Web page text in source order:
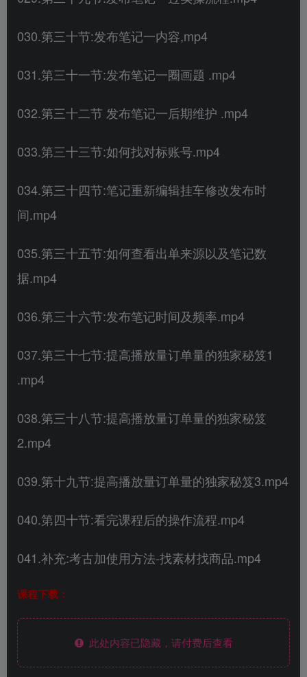
030.第三十节:发布笔记一内容,mp4
031.第三十一节:发布笔记一圈画题 .mp4
032.第三十二节 发布笔记一后期维护 .mp4
033.第三十三节:如何找对标账号.mp4
034.第三十四节:笔记重新编辑挂车修改发布时
间.mp4
035.第三十五节:如何查看出单来源以及笔记数
据.mp4
036.第三十六节:发布笔记时间及频率.mp4
037.第三十七节:提高播放量订单量的独家秘笈1
.mp4
038.第三十八节:提高播放量订单量的独家秘笈
2.mp4
039.第十九节:提高播放量订单量的独家秘笈3.mp4
040.第四十节:看完课程后的操作流程.mp4
041.补充:考古加使用方法-找素材找商品.mp4
课程下载：
此处内容已隐藏，请付费后查看